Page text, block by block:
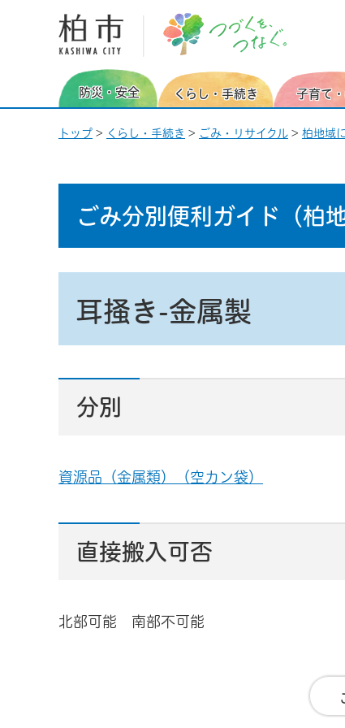
柏市 つづくを、つなぐ。
防災・安全 くらし・手続き 子育て
トップ > くらし・手続き > ごみ・リサイクル > 柏地域
ごみ分別便利ガイド （柏
耳掻き-金属製
分別
資源品（金属類）（空カン袋）
直接搬入可否
北部可能 南部不可能